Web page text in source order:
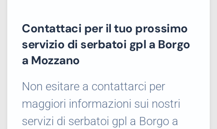
Contattaci per il tuo prossimo
servizio di serbatoi gpl a Borgo
a Mozzano
Non esitare a contattarci per
maggiori informazioni sui nostri
servizi di serbatoi gpl a Borgo a